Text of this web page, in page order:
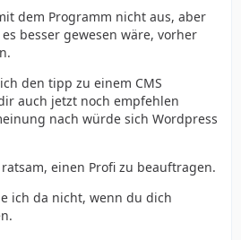
dem Programm nicht aus, aber
besser gewesen wäre, vorher
den tipp zu einem CMS
auch jetzt noch empfehlen
nach würde sich Wordpress
einen Profi zu beauftragen.
ich da nicht, wenn du dich